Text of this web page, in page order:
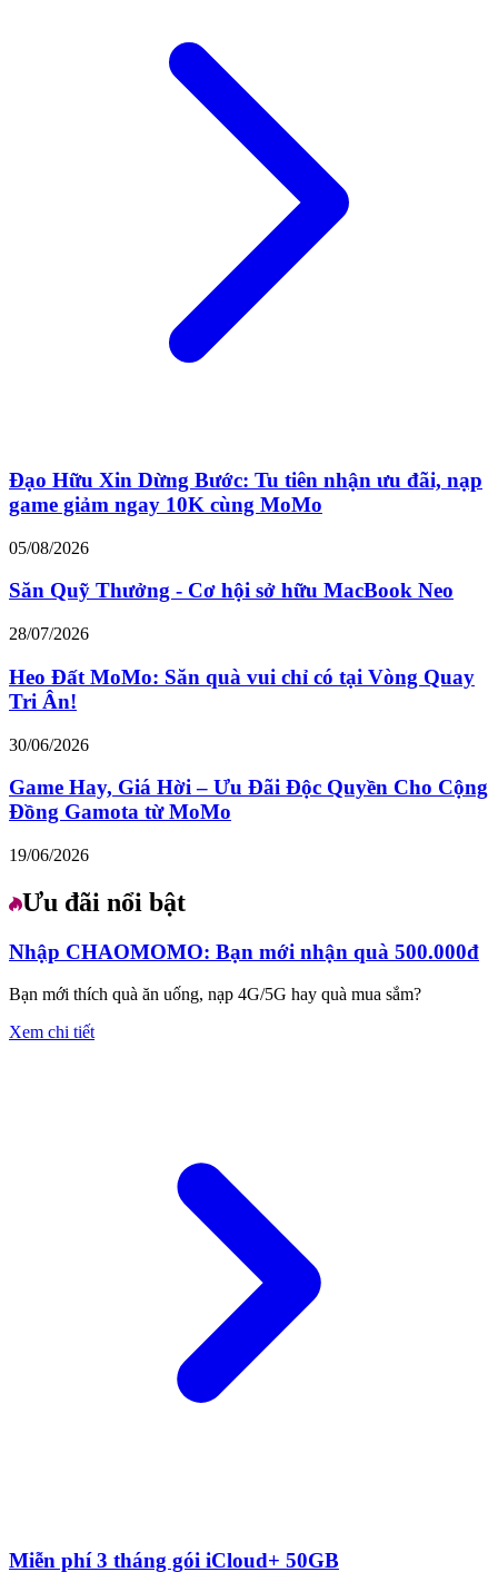
Đạo Hữu Xin Dừng Bước: Tu tiên nhận ưu đãi, nạp
game giảm ngay 10K cùng MoMo
05/08/2026
Săn Quỹ Thưởng - Cơ hội sở hữu MacBook Neo
28/07/2026
Heo Đất MoMo: Săn quà vui chỉ có tại Vòng Quay
Tri Ân!
30/06/2026
Game Hay, Giá Hời – Ưu Đãi Độc Quyền Cho Cộng
Đồng Gamota từ MoMo
19/06/2026
Ưu đãi nổi bật
Nhập CHAOMOMO: Bạn mới nhận quà 500.000đ
Bạn mới thích quà ăn uống, nạp 4G/5G hay quà mua sắm?
Xem chi tiết
Miễn phí 3 tháng gói iCloud+ 50GB